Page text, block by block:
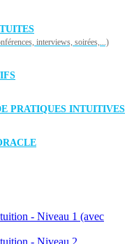
interviews, soirées,...)
PRATIQUES INTUITIVES
- Niveau 1 (avec
- Niveau 2